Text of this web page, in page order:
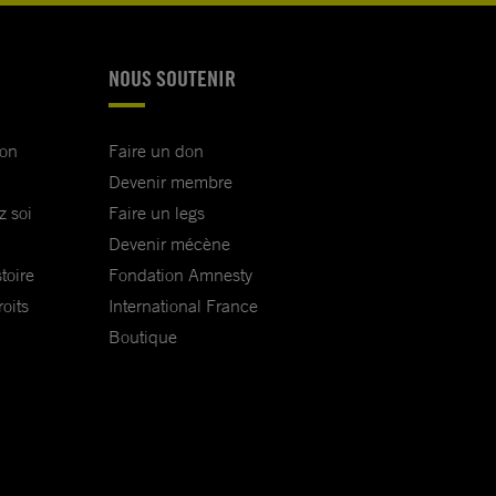
soi
NOUS SOUTENIR
Faire un don
Devenir membre
Faire un legs
Devenir mécène
Fondation Amnesty
International France
Boutique